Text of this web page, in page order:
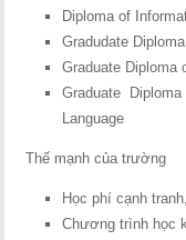
Diploma of
Gradudate
Graduate Diploma
Graduate
Language
Thế mạnh của trường
Học phí cạnh
Chương trình học